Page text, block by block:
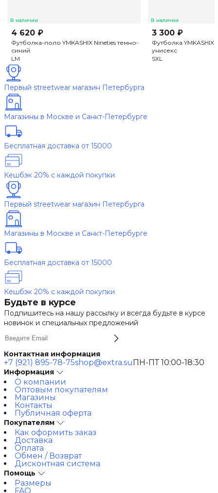
В наличии
4 620 ₽
Футболка-поло YMKASHIX Nineties темно-
синий
L M
В наличии
3 300 ₽
Футболка YMKASHIX
унисекс
SXL
Первый streetwear магазин Петербурга
Магазины в Москве и Санкт-Петербурге
Бесплатная доставка от 15000
Кешбэк 20% с каждой покупки
Первый streetwear магазин Петербурга
Магазины в Москве и Санкт-Петербурге
Бесплатная доставка от 15000
Кешбэк 20% с каждой покупки
Будьте в курсе
Подпишитесь на нашу рассылку и всегда будьте в курсе
новинок и специальных предложений
Контактная информация
+7 (921) 895-78-75shop@extra.suПН-ПТ 10:00-18:30
Информация
О компании
Оптовым покупателям
Магазины
Контакты
Публичная оферта
Покупателям
Как оформить заказ
Доставка
Оплата
Обмен / Возврат
Дисконтная система
Помощь
Размеры
FAQ